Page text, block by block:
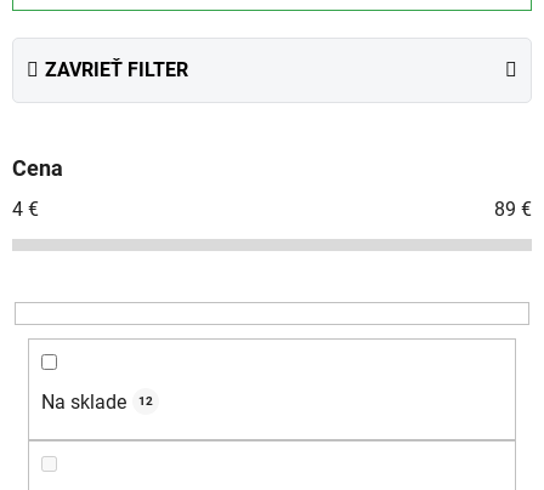
d
p
r
o
u
ZAVRIEŤ FILTER
Cena
4 € 89 €
Na sklade 12